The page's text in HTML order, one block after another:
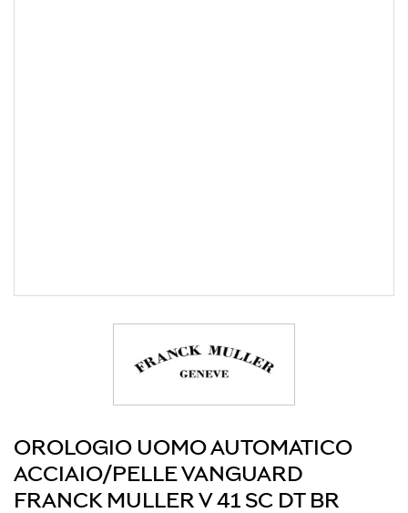
OROLOGIO UOMO AUTOMATICO
ACCIAIO/PELLE VANGUARD
FRANCK MULLER V 41 SC DT BR